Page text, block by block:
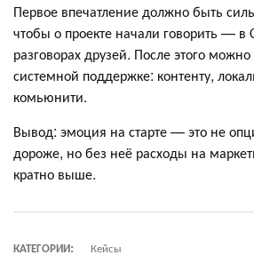
Первое впечатление должно быть
чтобы о проекте начали говорить — в
разговорах друзей. После этого
системной поддержке: контенту,
комьюнити.
Вывод: эмоция на старте — это не
дороже, но без неё расходы на
кратно выше.
КАТЕГОРИИ: Кейсы